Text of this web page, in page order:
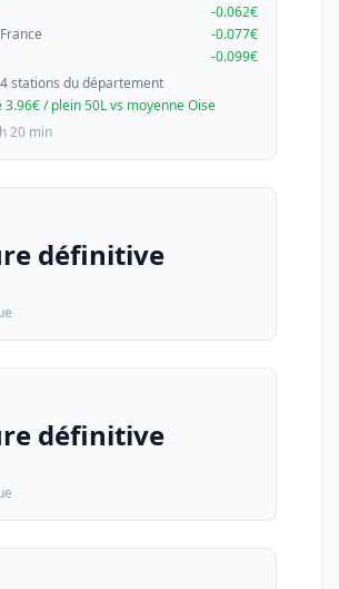
-0.062€
-0.077€
-0.099€
stations du département
3.96€ / plein 50L vs moyenne Oise
20 min
définitive
définitive